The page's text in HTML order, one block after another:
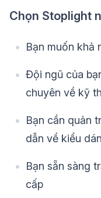
Chọn Stoplight
Bạn muốn khả
Đội ngũ của
chuyên về kỹ
Bạn cần quản
dẫn về kiểu
Bạn sẵn sàng
cấp